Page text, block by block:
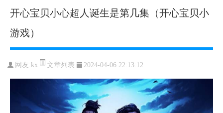
开心宝贝小心超人诞生是第几集（开心宝贝小
游戏）
网友: kx 文章列表 2024-04-06 22:13:12